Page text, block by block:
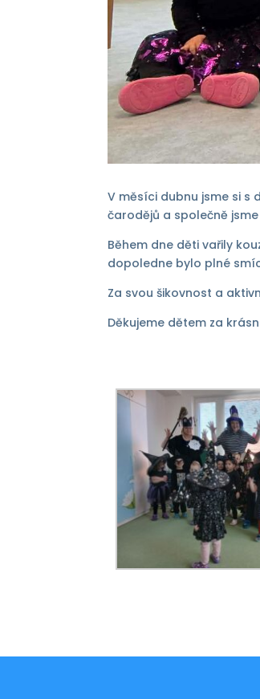
V měsíci dubnu jsme si s
čarodějů a společně
Během dne děti vařily
dopoledne bylo plné
Za svou šikovnost a
Děkujeme dětem za